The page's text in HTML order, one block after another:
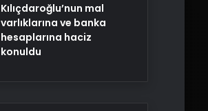
Kılıçdaroğlu’nun mal
varlıklarına ve banka
hesaplarına haciz
konuldu